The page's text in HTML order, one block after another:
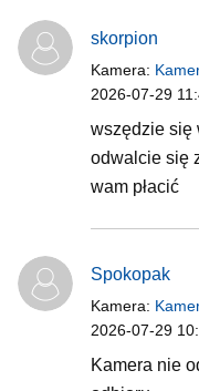
skorpion
Kamera:
2026-07-29
wszędzie się
odwalcie się
wam płacić
Spokopak
Kamera:
2026-07-29
Kamera nie